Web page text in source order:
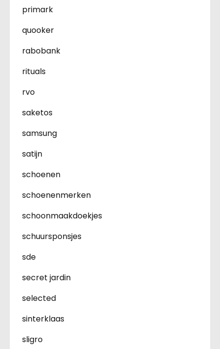
primark
quooker
rabobank
rituals
rvo
saketos
samsung
satijn
schoenen
schoenenmerken
schoonmaakdoekjes
schuursponsjes
sde
secret jardin
selected
sinterklaas
sligro